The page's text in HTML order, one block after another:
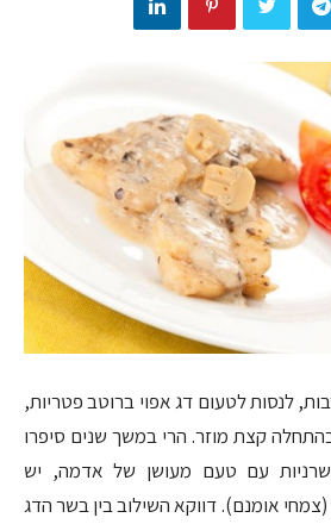
לנסות לטעום דג אפוי ברוטב פטריות,
קצת מוזר. הרי במשך שנים סיפרו
עם טעם מעושן של אדמה, יש
אומנם). דווקא השילוב בין בשר הדג